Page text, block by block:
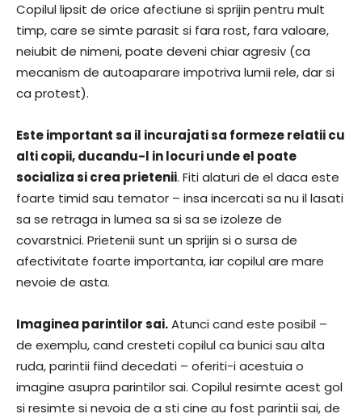
Copilul lipsit de orice afectiune si sprijin pentru mult
timp, care se simte parasit si fara rost, fara valoare,
neiubit de nimeni, poate deveni chiar agresiv (ca
mecanism de autoaparare impotriva lumii rele, dar si
ca protest).
Este important sa il incurajati sa formeze relatii cu
alti copii, ducandu-l in locuri unde el poate
socializa si crea prietenii. Fiti alaturi de el daca este
foarte timid sau temator – insa incercati sa nu il lasati
sa se retraga in lumea sa si sa se izoleze de
covarstnici. Prietenii sunt un sprijin si o sursa de
afectivitate foarte importanta, iar copilul are mare
nevoie de asta.
Imaginea parintilor sai.Atunci cand este posibil –
de exemplu, cand cresteti copilul ca bunici sau alta
ruda, parintii fiind decedati – oferiti-i acestuia o
imagine asupra parintilor sai. Copilul resimte acest gol
si resimte si nevoia de a sti cine au fost parintii sai, de